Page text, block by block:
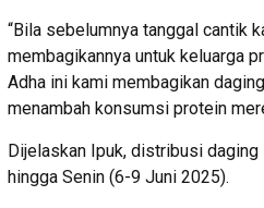
“Bila sebelumnya tanggal cantik
membagikannya untuk keluarga
Adha ini kami membagikan
menambah konsumsi protein
Dijelaskan Ipuk, distribusi
hingga Senin (6-9 Juni 2025).